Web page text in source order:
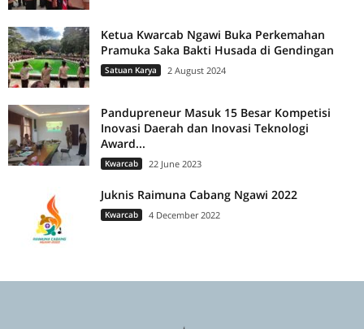
Ketua Kwarcab Ngawi Buka Perkemahan
Pramuka Saka Bakti Husada di Gendingan
Satuan Karya 2 August 2024
Pandupreneur Masuk 15 Besar Kompetisi
Inovasi Daerah dan Inovasi Teknologi
Award...
Kwarcab 22 June 2023
Juknis Raimuna Cabang Ngawi 2022
Kwarcab 4 December 2022